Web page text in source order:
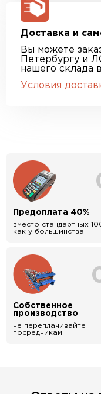
Доставка и
Вы можете
Петербургу и
нашего склада
Условия
Предоплата 40%
вместо стандартных
как у большинства
Собственное
производство
не переплачивайте
посредникам